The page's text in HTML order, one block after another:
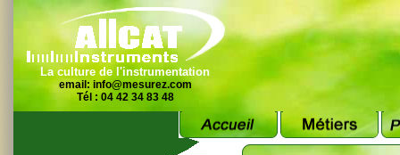
La culture de l'instrumentation
email: info@mesurez.com
Tél : 04 42 34 83 48